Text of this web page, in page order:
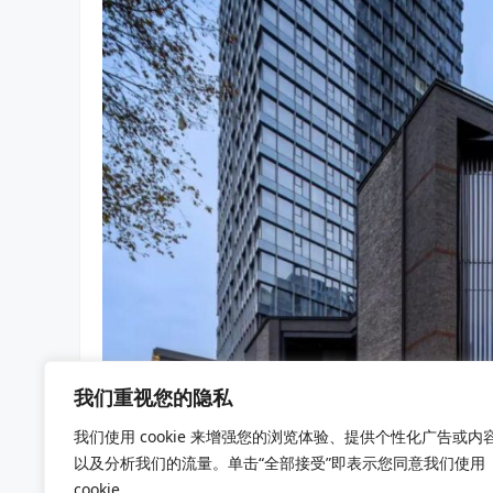
我们重视您的隐私
我们使用 cookie 来增强您的浏览体验、提供个性化广告或内
以及分析我们的流量。单击“全部接受”即表示您同意我们使用